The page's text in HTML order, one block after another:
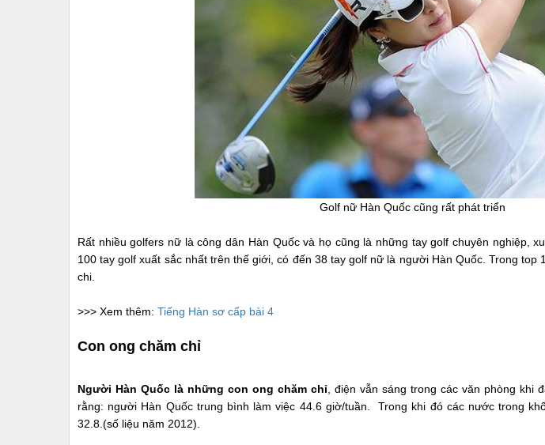
Golf nữ Hàn Quốc cũng rất phát triển
Rất nhiều golfers nữ là công dân Hàn Quốc và họ cũng là những tay golf chuyên nghiệp,
100 tay golf xuất sắc nhất trên thế giới, có đến 38 tay golf nữ là người Hàn Quốc. Trong
chi.
>>> Xem thêm: Tiếng Hàn sơ cấp bài 4
Con ong chăm chỉ
Người Hàn Quốc là những con ong chăm chỉ , điện vẫn sáng trong các văn phòng khi
rằng: người Hàn Quốc trung bình làm việc 44.6 giờ/tuần. Trong khi đó các nước trong
32.8.(số liệu năm 2012).